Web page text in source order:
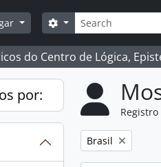
Buscar
Opções de busca
do Centro de Lógica,
por:
Remover filtro:
Brasil